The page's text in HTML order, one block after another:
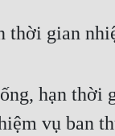
thời gian
hạn thời
vụ ban